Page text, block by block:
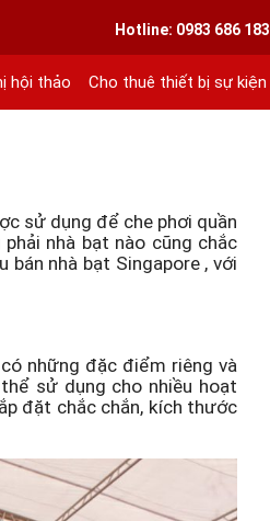
Hotline: 0983 686 183
hội thảo Cho thuê thiết bị sự kiện
sử dụng để che phơi quần
nhà bạt nào cũng chắc
nhà bạt Singapore , với
những đặc điểm riêng và
sử dụng cho nhiều hoạt
đặt chắc chắn, kích thước